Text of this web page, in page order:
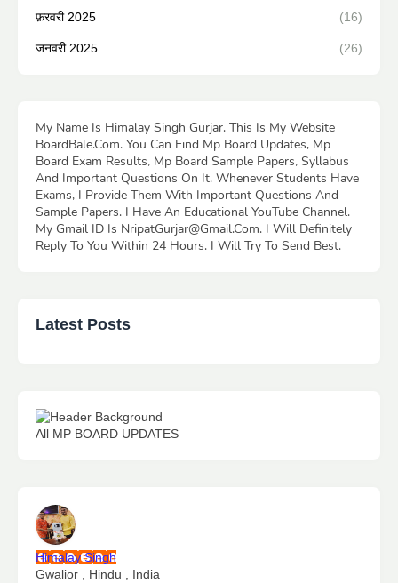
फ़रवरी 2025 (16)
जनवरी 2025 (26)
My Name Is Himalay Singh Gurjar. This Is My Website
BoardBale.Com. You Can Find Mp Board Updates, Mp
Board Exam Results, Mp Board Sample Papers, Syllabus
And Important Questions On It. Whenever Students Have
Exams, I Provide Them With Important Questions And
Sample Papers. I Have An Educational YouTube Channel.
My Gmail ID Is NripatGurjar@Gmail.Com. I Will Definitely
Reply To You Within 24 Hours. I Will Try To Send Best.
Latest Posts
All MP BOARD UPDATES
Himalay Singh
Gwalior , Hindu , India